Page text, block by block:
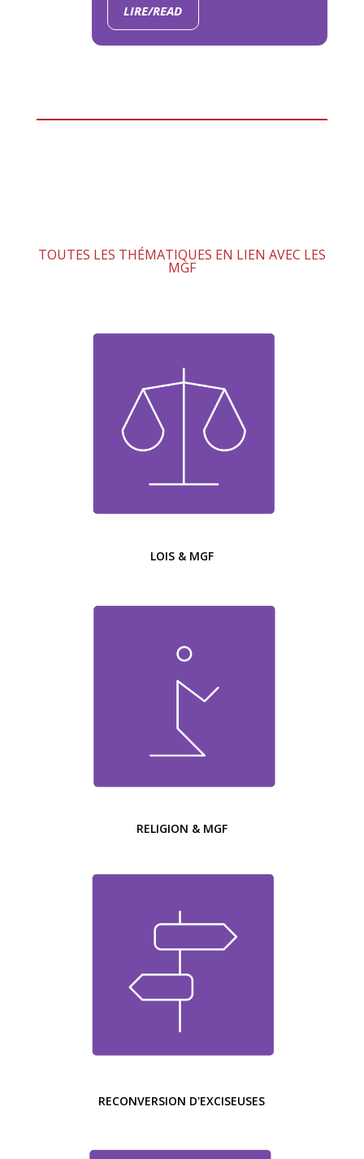
LIRE/READ
TOUTES LES THÉMATIQUES EN LIEN AVEC LES
MGF
LOIS & MGF
RELIGION & MGF
RECONVERSION D'EXCISEUSES